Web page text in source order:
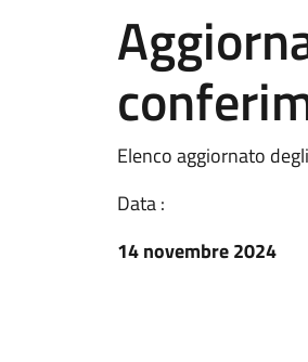
Elenco aggiornato
Data :
14 novembre 2024